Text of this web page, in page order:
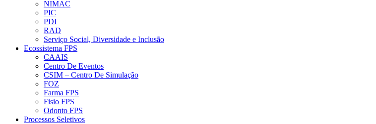
NIMAC
PIC
PDI
RAD
Serviço Social, Diversidade e Inclusão
Ecossistema FPS
CAAIS
Centro De Eventos
CSIM – Centro De Simulação
FOZ
Farma FPS
Fisio FPS
Odonto FPS
Processos Seletivos